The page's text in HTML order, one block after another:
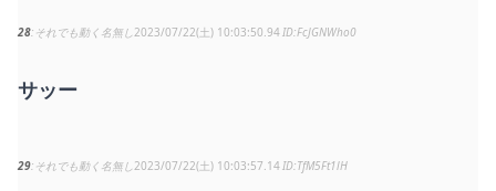
28 それでも動く名無し 2023/07/22(土) 10:03:50.94 FcJGNWho0
サッー
29 それでも動く名無し 2023/07/22(土) 10:03:57.14 TfM5Ft1lH